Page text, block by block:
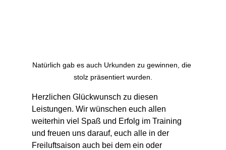
Natürlich gab es auch Urkunden zu gewinnen, die
stolz präsentiert wurden.
Herzlichen Glückwunsch zu diesen
Leistungen. Wir wünschen euch allen
weiterhin viel Spaß und Erfolg im Training
und freuen uns darauf, euch alle in der
Freiluftsaison auch bei dem ein oder